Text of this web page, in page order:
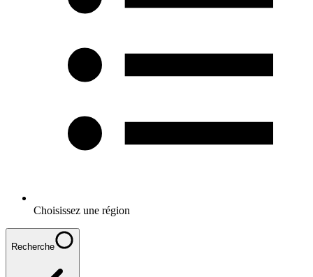
Choisissez une région
Recherche